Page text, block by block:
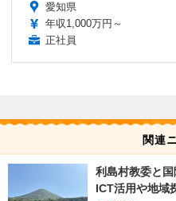
愛知県
年収1,000万円～
正社員
関連
利島村教委と
ICT活用や地域